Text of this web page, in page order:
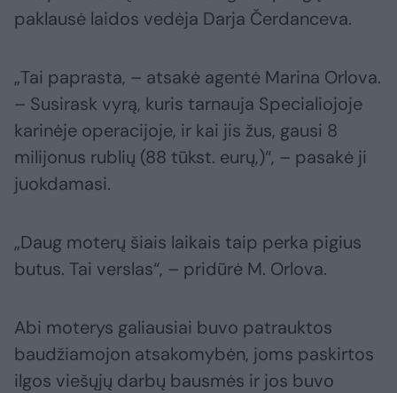
paklausė laidos vedėja Darja Čerdanceva.
„Tai paprasta, – atsakė agentė Marina Orlova.
– Susirask vyrą, kuris tarnauja Specialiojoje
karinėje operacijoje, ir kai jis žus, gausi 8
milijonus rublių (88 tūkst. eurų,)“, – pasakė ji
juokdamasi.
„Daug moterų šiais laikais taip perka pigius
butus. Tai verslas“, – pridūrė M. Orlova.
Abi moterys galiausiai buvo patrauktos
baudžiamojon atsakomybėn, joms paskirtos
ilgos viešųjų darbų bausmės ir jos buvo